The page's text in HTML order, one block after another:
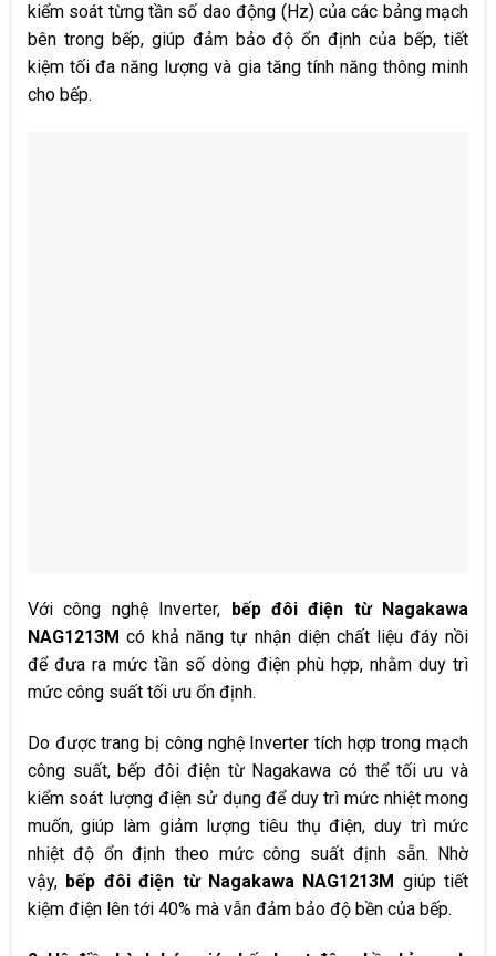
kiểm soát từng tần số dao động (Hz) của các bảng mạch
bên trong bếp, giúp đảm bảo độ ổn định của bếp, tiết
kiệm tối đa năng lượng và gia tăng tính năng thông minh
cho bếp.
Với công nghệ Inverter,
bếp đôi điện từ Nagakawa
NAG1213M có khả năng tự nhận diện chất liệu đáy nồi
để đưa ra mức tần số dòng điện phù hợp, nhằm duy trì
mức công suất tối ưu ổn định.
Do được trang bị công nghệ Inverter tích hợp trong mạch
công suất, bếp đôi điện từ Nagakawa có thể tối ưu và
kiểm soát lượng điện sử dụng để duy trì mức nhiệt mong
muốn, giúp làm giảm lượng tiêu thụ điện, duy trì mức
nhiệt độ ổn định theo mức công suất định sẵn. Nhờ
vậy, bếp đôi điện từ Nagakawa NAG1213M giúp tiết
kiệm điện lên tới 40% mà vẫn đảm bảo độ bền của bếp.